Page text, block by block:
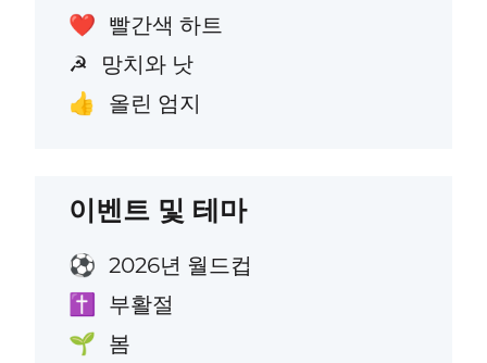
❤️ 빨간색 하트
☭ 망치와 낫
👍 올린 엄지
이벤트 및 테마
⚽ 2026년 월드컵
✝️ 부활절
🌱 봄